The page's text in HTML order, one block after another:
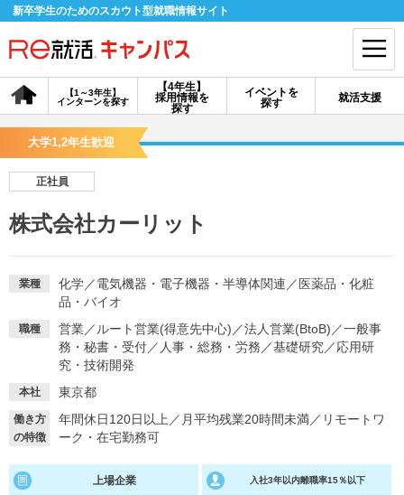
新卒学生のためのスカウト型就職情報サイト
【4年生】
採用情報を
探す
【1～3年生】
インターンを探す
イベントを
探す
就活支援
会員登録 ログイン
探す
イベントを探す スカウト お知らせ
就活ノウハウ・サポート
就活支援
就活ノウハウが満載！ お役立ち記事・相談室など
大学1,2年生歓迎
正社員
株式会社カーリット
業種 化学／電気機器・電子機器・半導体関連 ／ 医薬品・化粧
品・バイオ
職種 営業／ ルート営業(得意先中心) ／法人営業(BtoB) ／一般事
務・秘書・受付／ 人事・総務・労務 ／基礎研究／応用研
究・技術開発
本社 東京都
働き方
の特徴
年間休日120日以上 ／ 月平均残業20時間未満／ リモートワ
ーク・在宅勤務可
上場企業 入社3年以内離職率15％以下